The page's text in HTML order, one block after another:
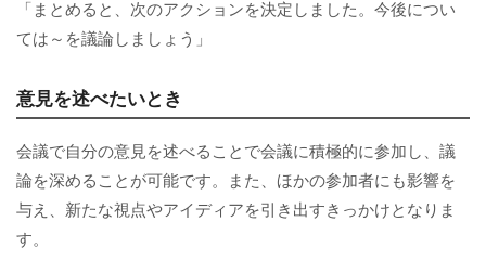
「まとめると、次のアクションを決定しました。今後につい
ては～を議論しましょう」
意見を述べたいとき
会議で自分の意見を述べることで会議に積極的に参加し、議
論を深めることが可能です。また、ほかの参加者にも影響を
与え、新たな視点やアイディアを引き出すきっかけとなりま
す。